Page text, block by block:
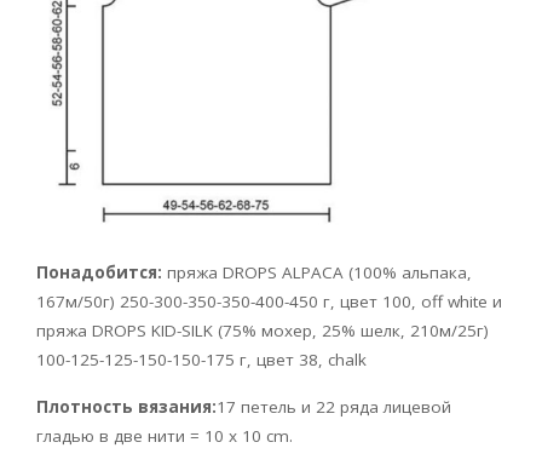
Понадобится: пряжа DROPS ALPACA (100% альпака,
167м/50г) 250-300-350-350-400-450 г, цвет 100, off white и
пряжа DROPS KID-SILK (75% мохер, 25% шелк, 210м/25г)
100-125-125-150-150-175 г, цвет 38, chalk
Плотность вязания:17 петель и 22 ряда лицевой
гладью в две нити = 10 x 10 cm.